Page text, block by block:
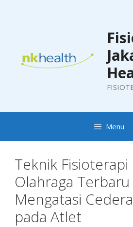
Menu
Teknik Fisioterapi
Olahraga
Mengatasi
pada Atlet